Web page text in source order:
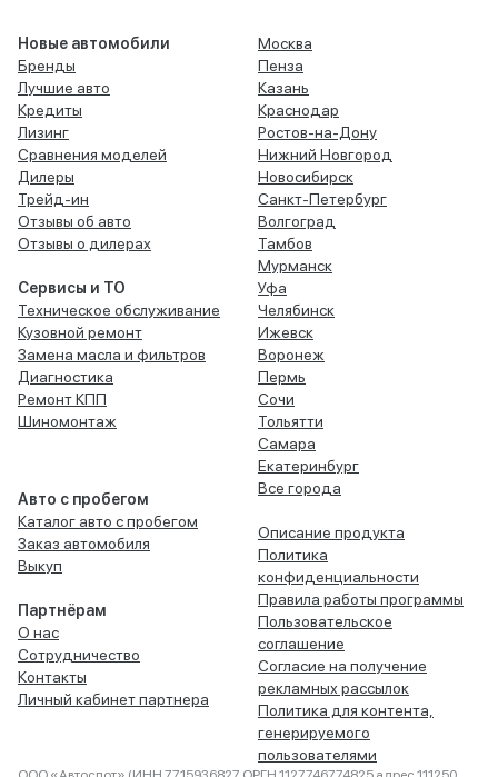
Новые автомобили
Бренды
Лучшие авто
Кредиты
Лизинг
Сравнения моделей
Дилеры
Трейд-ин
Отзывы об авто
Отзывы о дилерах
Сервисы и ТО
Техническое обслуживание
Кузовной ремонт
Замена масла и фильтров
Диагностика
Ремонт КПП
Шиномонтаж
Авто с пробегом
Каталог авто с пробегом
Заказ автомобиля
Выкуп
Партнёрам
О нас
Сотрудничество
Контакты
Личный кабинет партнера
Москва
Пенза
Казань
Краснодар
Ростов-на-Дону
Нижний Новгород
Новосибирск
Санкт-Петербург
Волгоград
Тамбов
Мурманск
Уфа
Челябинск
Ижевск
Воронеж
Пермь
Сочи
Тольятти
Самара
Екатеринбург
Все города
Описание продукта
Политика
конфиденциальности
Правила работы программы
Пользовательское
соглашение
Согласие на получение
рекламных рассылок
Политика для контента,
генерируемого
пользователями